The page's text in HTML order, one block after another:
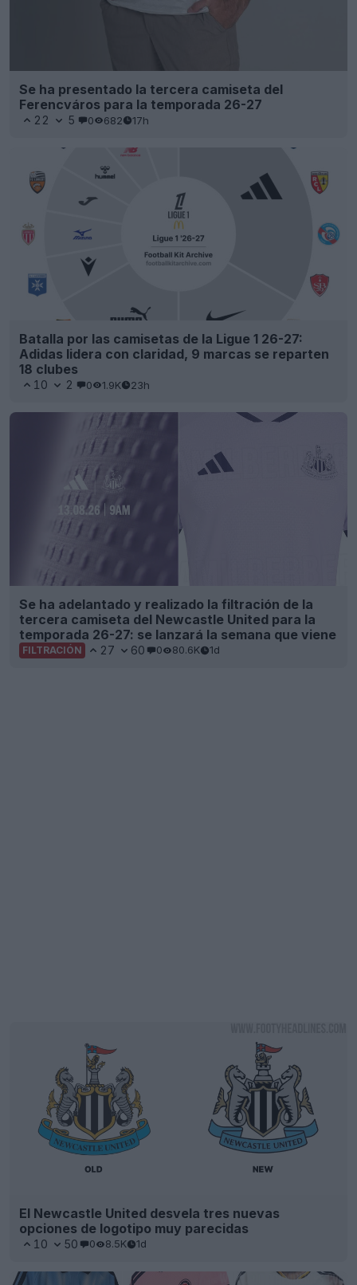
Se ha presentado la tercera camiseta del
Ferencváros para la temporada 26-27
22 5 0 682 17h
Batalla por las camisetas de la Ligue 1 26-27:
Adidas lidera con claridad, 9 marcas se reparten
18 clubes
10 2 0 1.9K 23h
Se ha adelantado y realizado la filtración de la
tercera camiseta del Newcastle United para la
temporada 26-27: se lanzará la semana que viene
FILTRACIÓN 27 60 0 80.6K 1d
El Newcastle United desvela tres nuevas
opciones de logotipo muy parecidas
10 50 0 8.5K 1d